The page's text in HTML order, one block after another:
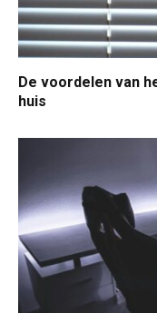
De voordelen van
huis